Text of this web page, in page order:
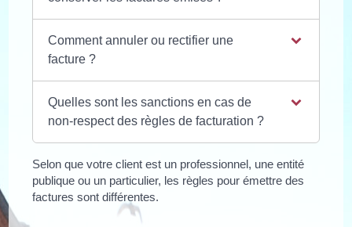
Comment annuler ou rectifier une
facture ?
Quelles sont les sanctions en cas de
non-respect des règles de facturation ?
Selon que votre client est un professionnel, une entité
publique ou un particulier, les règles pour émettre des
factures sont différentes.